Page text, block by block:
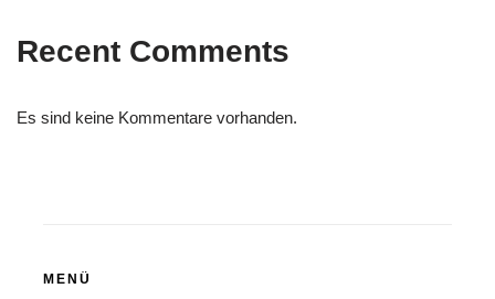
Recent Comments
Es sind keine Kommentare vorhanden.
MENÜ